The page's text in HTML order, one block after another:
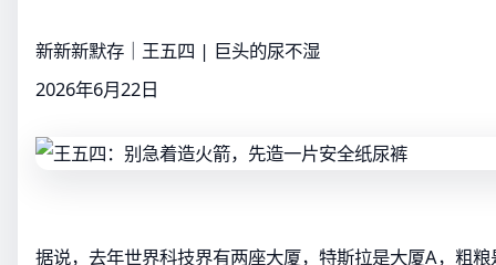
新新新默存｜王五四 | 巨头的尿不湿
2026年6月22日
据说，去年世界科技界有两座大厦，特斯拉是大厦A，粗